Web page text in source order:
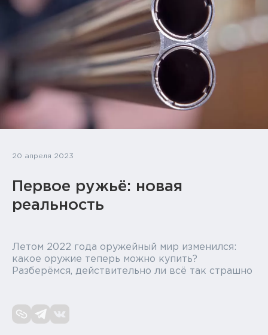
Тактическое снаряжение
Высокоточная стрельба
Спортивная стрельба
Пневматика
Сумки и рюкзаки
Охотничье снаряжение
20 апреля 2023
Первое ружьё: новая
реальность
Летом 2022 года оружейный мир изменился:
какое оружие теперь можно купить?
Разберёмся, действительно ли всё так страшно